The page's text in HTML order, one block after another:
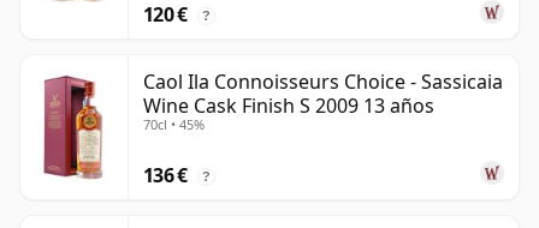
120 € ?
Caol Ila Connoisseurs Choice - Sassicaia
Wine Cask Finish S 2009 13 años
70cl • 45%
136 € ?